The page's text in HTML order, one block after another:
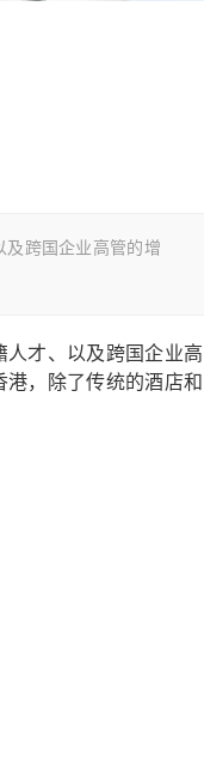
及跨国企业高管的增
才、以及跨国企业高
，除了传统的酒店和